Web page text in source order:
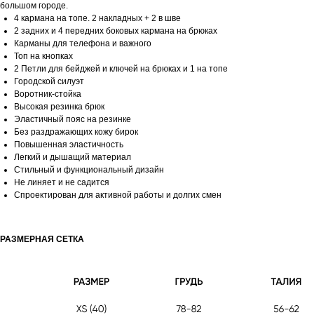
большом городе.
4 кармана на топе. 2 накладных + 2 в шве
2 задних и 4 передних боковых кармана на брюках
Карманы для телефона и важного
Топ на кнопках
2 Петли для бейджей и ключей на брюках и 1 на топе
Городской силуэт
Воротник-стойка
Высокая резинка брюк
Эластичный пояс на резинке
Без раздражающих кожу бирок
Повышенная эластичность
Легкий и дышащий материал
Стильный и функциональный дизайн
Не линяет и не садится
Спроектирован для активной работы и долгих смен
РАЗМЕРНАЯ СЕТКА